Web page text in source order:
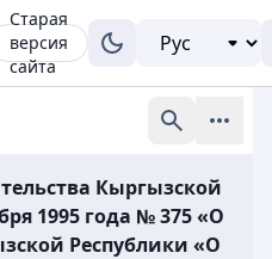
Старая
версия
сайта
Кыргызской
1995 года № 375 «О
Республики «О